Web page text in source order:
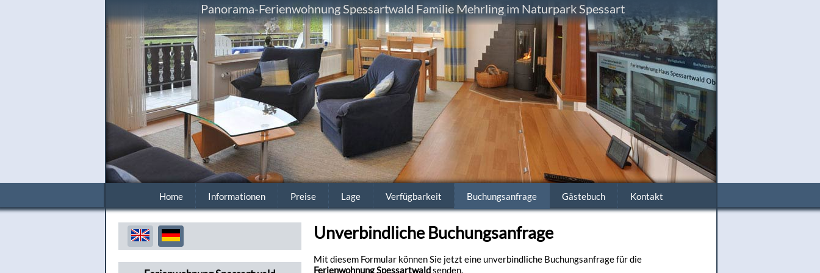
Panorama-Ferienwohnung Spessartwald Familie Mehrling im Naturpark Spessart
Home Informationen Preise Lage Verfügbarkeit Buchungsanfrage Gästebuch Kontakt
Unverbindliche Buchungsanfrage
Mit diesem Formular können Sie jetzt eine unverbindliche Buchungsanfrage für die
Ferienwohnung Spessartwaldsenden.